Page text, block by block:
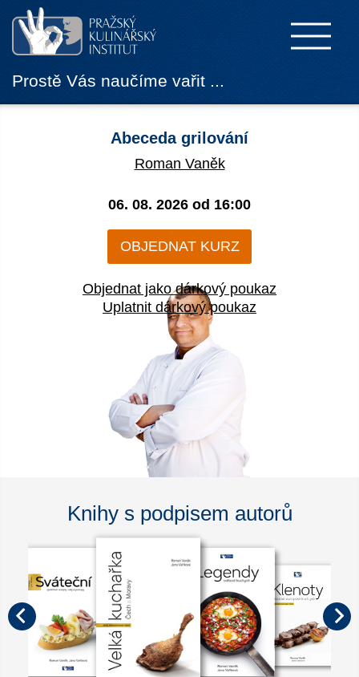
Prostě Vás naučíme vařit ...
Abeceda grilování
Roman Vaněk
06. 08. 2026 od 16:00
OBJEDNAT KURZ
Objednat jako dárkový poukaz
Uplatnit dárkový poukaz
Knihy s podpisem autorů